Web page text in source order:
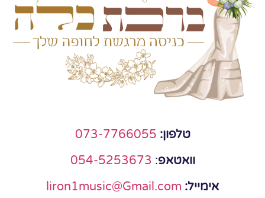
טלפון: 073-7766055
וואטאפ:
054-5253673
אימייל: liron1music@Gmail.com